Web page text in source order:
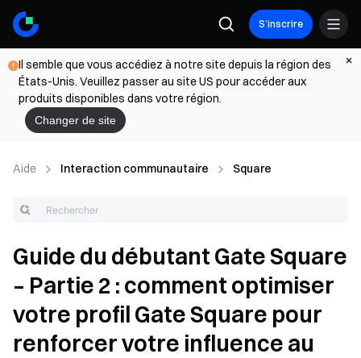
S’inscrire
Il semble que vous accédiez à notre site depuis la région des
États-Unis. Veuillez passer au site US pour accéder aux
produits disponibles dans votre région.
Changer de site
Aide Interaction communautaire Square
Guide du débutant Gate Square
– Partie 2 : comment optimiser
votre profil Gate Square pour
renforcer votre influence au